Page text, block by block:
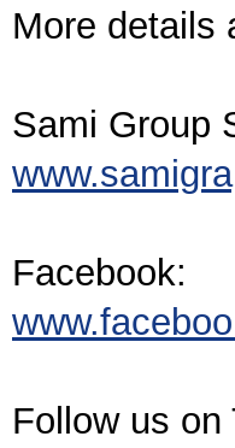
More details
Sami Group
Facebook:
Follow us on